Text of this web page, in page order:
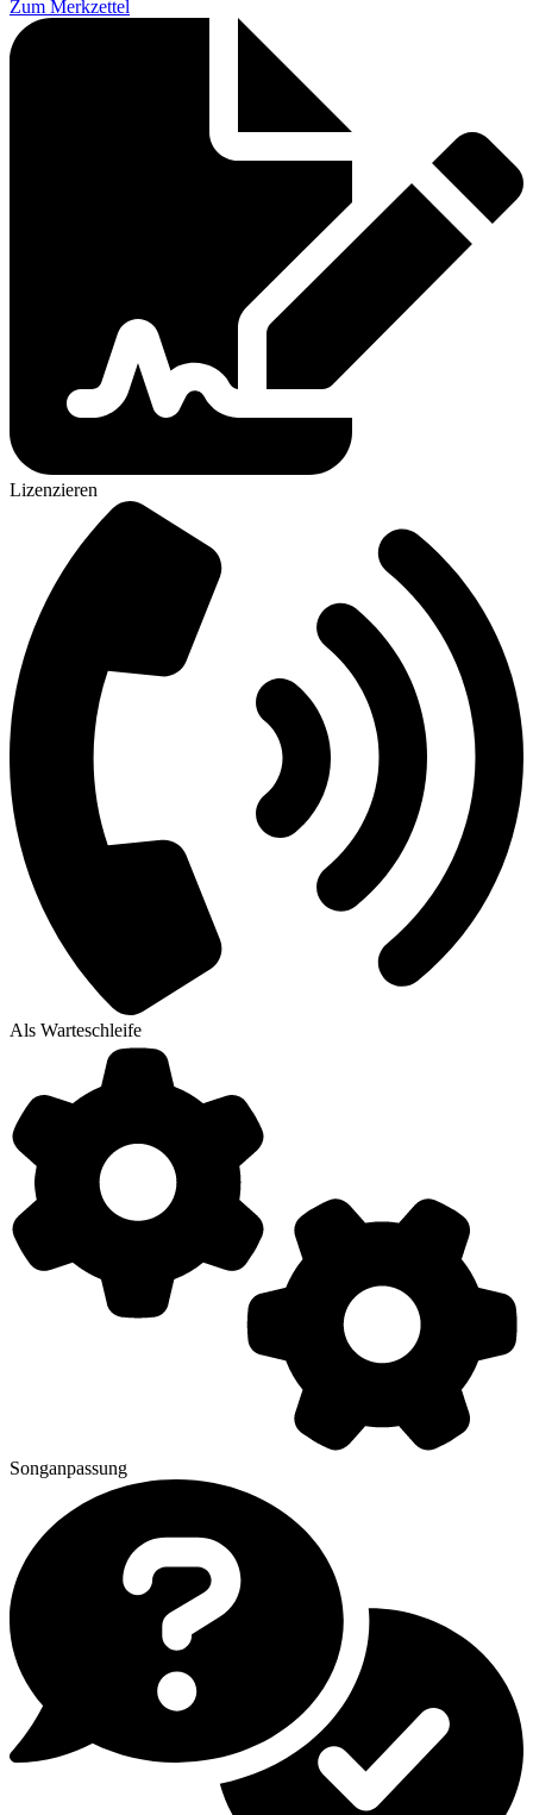
Zum Merkzettel
Lizenzieren
Als Warteschleife
Songanpassung